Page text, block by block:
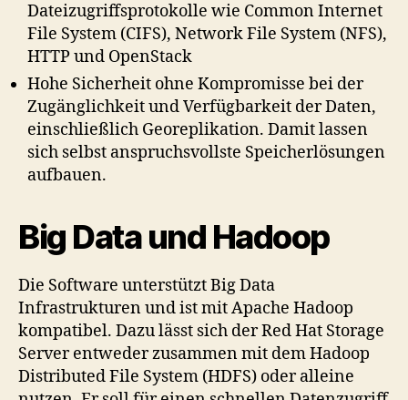
Dateizugriffsprotokolle wie Common Internet
File System (CIFS), Network File System (NFS),
HTTP und OpenStack
Hohe Sicherheit ohne Kompromisse bei der
Zugänglichkeit und Verfügbarkeit der Daten,
einschließlich Georeplikation. Damit lassen
sich selbst anspruchsvollste Speicherlösungen
aufbauen.
Big Data und Hadoop
Die Software unterstützt Big Data
Infrastrukturen und ist mit Apache Hadoop
kompatibel. Dazu lässt sich der Red Hat Storage
Server entweder zusammen mit dem Hadoop
Distributed File System (HDFS) oder alleine